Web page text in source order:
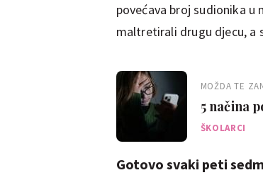
povećava broj sudionika u
maltretirali drugu djecu, a
MOŽDA TE
5 načina
meti
ŠKOLARCI
Gotovo svaki peti